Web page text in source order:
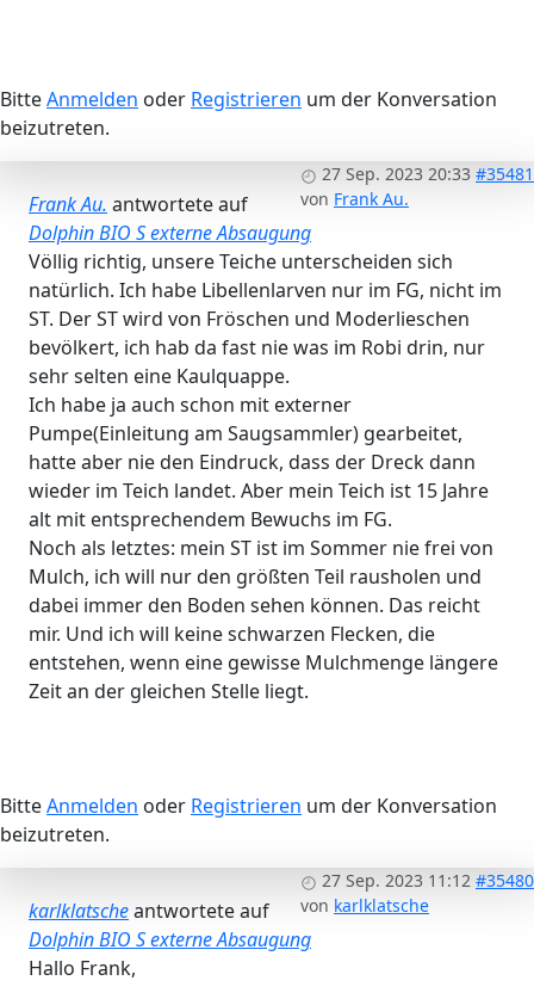
BitteAnmelden oder Registrieren um der Konversation
beizutreten.
27 Sep. 2023 20:33 #35481
von Frank Au.
Frank Au. antwortete auf
Dolphin BIO S externe Absaugung
Völlig richtig, unsere Teiche unterscheiden sich
natürlich. Ich habe Libellenlarven nur im FG, nicht im
ST. Der ST wird von Fröschen und Moderlieschen
bevölkert, ich hab da fast nie was im Robi drin, nur
sehr selten eine Kaulquappe.
Ich habe ja auch schon mit externer
Pumpe(Einleitung am Saugsammler) gearbeitet,
hatte aber nie den Eindruck, dass der Dreck dann
wieder im Teich landet. Aber mein Teich ist 15 Jahre
alt mit entsprechendem Bewuchs im FG.
Noch als letztes: mein ST ist im Sommer nie frei von
Mulch, ich will nur den größten Teil rausholen und
dabei immer den Boden sehen können. Das reicht
mir. Und ich will keine schwarzen Flecken, die
entstehen, wenn eine gewisse Mulchmenge längere
Zeit an der gleichen Stelle liegt.
BitteAnmelden oder Registrieren um der Konversation
beizutreten.
27 Sep. 2023 11:12 #35480
von karlklatsche
karlklatscheantwortete auf
Dolphin BIO S externe Absaugung
Hallo Frank,